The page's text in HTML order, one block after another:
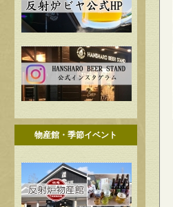
物産館・季節イベント